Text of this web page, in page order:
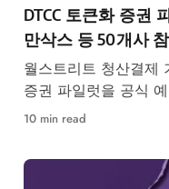
DTCC 토큰화 증권
만삭스 등 50개사
월스트리트 청산결제
증권 파일럿을 공식
등 50개사 참여, RWA
10 min read